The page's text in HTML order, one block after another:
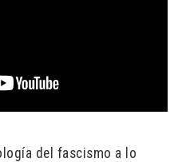
del fascismo a lo